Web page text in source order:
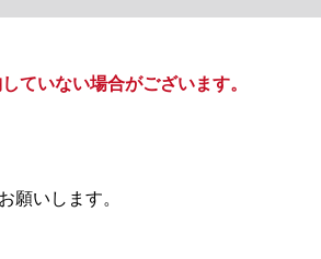
ていない場合がございます。
願いします。